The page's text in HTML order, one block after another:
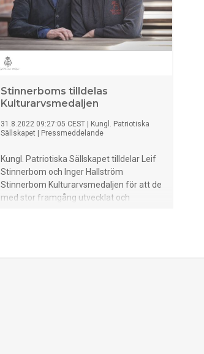
Stinnerboms tilldelas
Kulturarvsmedaljen
31.8.2022 09:27:05 CEST
Kungl. Patriotiska
Sällskapet
Pressmeddelande
Kungl. Patriotiska Sällskapet tilldelar Leif
Stinnerbom och Inger Hallström
Stinnerbom Kulturarvsmedaljen för att de
med stor framgång utvecklat och